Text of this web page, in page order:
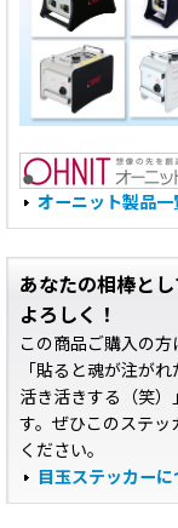
オーニット製品一
あなたの相棒とし
よろしく！
この商品ご購入の方
「貼ると魂が注が
活き活きする（笑
す。ぜひこのステッ
ください。
目玉ステッカーに